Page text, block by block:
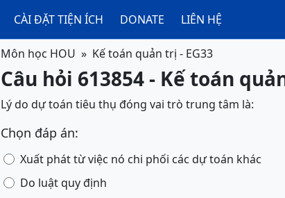
CÀI ĐẶT TIỆN ÍCH DONATE LIÊN HỆ
Môn học HOU Kế toán quản trị - EG33
Câu hỏi 613854 - Kế toán
Lý do dự toán tiêu thụ đóng vai trò trung tâm là:
Chọn đáp án:
Xuất phát từ việc nó chi phối các dự toán khác
Do luật quy định